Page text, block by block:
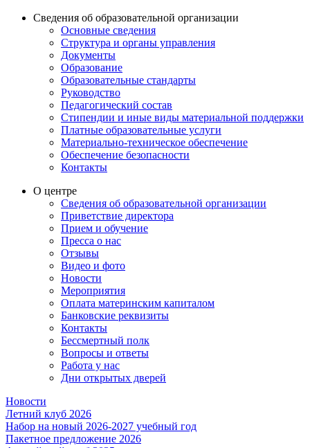
Сведения об образовательной организации
Основные сведения
Структура и органы управления
Документы
Образование
Образовательные стандарты
Руководство
Педагогический состав
Стипендии и иные виды материальной поддержки
Платные образовательные услуги
Материально-техническое обеспечение
Обеспечение безопасности
Контакты
О центре
Сведения об образовательной организации
Приветствие директора
Прием и обучение
Пресса о нас
Отзывы
Видео и фото
Новости
Мероприятия
Оплата материнским капиталом
Банковские реквизиты
Контакты
Бессмертный полк
Вопросы и ответы
Работа у нас
Дни открытых дверей
Новости
Летний клуб 2026
Набор на новый 2026-2027 учебный год
Пакетное предложение 2026